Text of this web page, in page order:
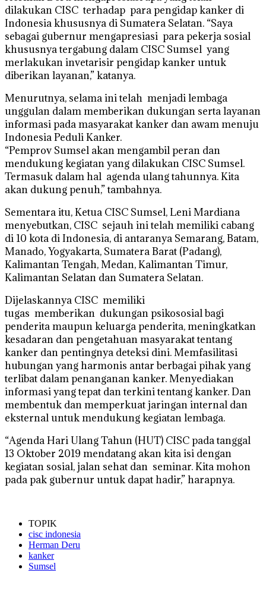
dilakukan CISC terhadap para pengidap kanker di
Indonesia khususnya di Sumatera Selatan. “Saya
sebagai gubernur mengapresiasi para pekerja sosial
khususnya tergabung dalam CISC Sumsel yang
merlakukan invetarisir pengidap kanker untuk
diberikan layanan,” katanya.
Menurutnya, selama ini telah menjadi lembaga
unggulan dalam memberikan dukungan serta layanan
informasi pada masyarakat kanker dan awam menuju
Indonesia Peduli Kanker.
“Pemprov Sumsel akan mengambil peran dan
mendukung kegiatan yang dilakukan CISC Sumsel.
Termasuk dalam hal agenda ulang tahunnya. Kita
akan dukung penuh,” tambahnya.
Sementara itu, Ketua CISC Sumsel, Leni Mardiana
menyebutkan, CISC sejauh ini telah memiliki cabang
di 10 kota di Indonesia, di antaranya Semarang, Batam,
Manado, Yogyakarta, Sumatera Barat (Padang),
Kalimantan Tengah, Medan, Kalimantan Timur,
Kalimantan Selatan dan Sumatera Selatan.
Dijelaskannya CISC memiliki
tugas memberikan dukungan psikososial bagi
penderita maupun keluarga penderita, meningkatkan
kesadaran dan pengetahuan masyarakat tentang
kanker dan pentingnya deteksi dini. Memfasilitasi
hubungan yang harmonis antar berbagai pihak yang
terlibat dalam penanganan kanker. Menyediakan
informasi yang tepat dan terkini tentang kanker. Dan
membentuk dan memperkuat jaringan internal dan
eksternal untuk mendukung kegiatan lembaga.
“Agenda Hari Ulang Tahun (HUT) CISC pada tanggal
13 Oktober 2019 mendatang akan kita isi dengan
kegiatan sosial, jalan sehat dan seminar. Kita mohon
pada pak gubernur untuk dapat hadir,” harapnya.
TOPIK
cisc indonesia
Herman Deru
kanker
Sumsel